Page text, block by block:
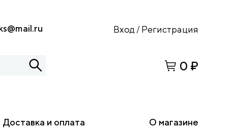
Вход / Регистрация
0 ₽
Доставка и оплата О магазине